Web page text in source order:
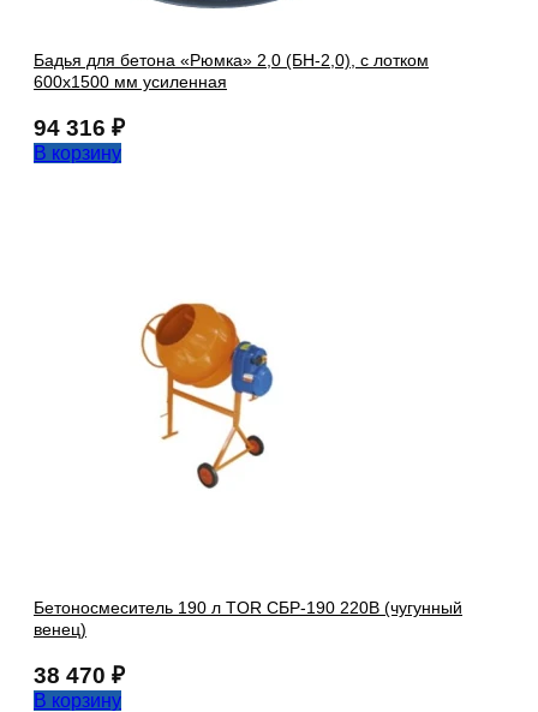
Бадья для бетона «Рюмка» 2,0 (БН-2,0), с лотком
600х1500 мм усиленная
94 316 ₽
В корзину
Бетоносмеситель 190 л TOR СБР-190 220В (чугунный
венец)
38 470 ₽
В корзину